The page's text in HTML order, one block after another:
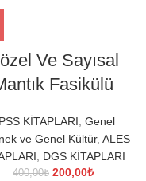
Ve Sayısal
Fasikülü
KİTAPLARI Genel
ve Genel Kültür, ALES
DGS KİTAPLARI
400,00₺ Orijinal
200,00₺Şu